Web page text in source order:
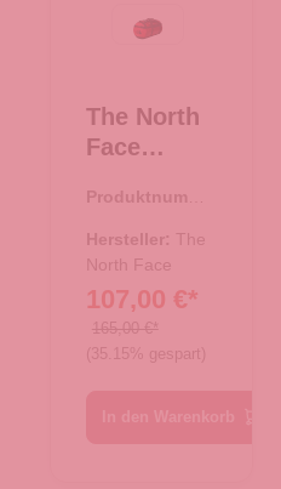
TNF Red-TNF Black
The North
Face
e/Rucksac
k Base
Camp
Duffel L
Summit
Gold-TNF
Produktnumme
Hersteller: The
North Face
107,00 €*
165,00 €*
(35.15% gespart)